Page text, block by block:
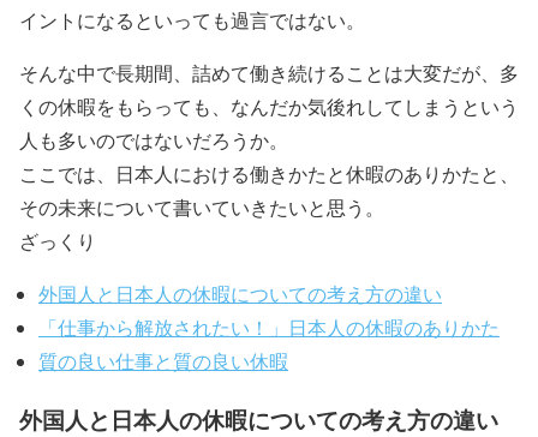
イントになるといっても過言ではない。
そんな中で長期間、詰めて働き続けることは大変だが、多
くの休暇をもらっても、なんだか気後れしてしまうという
人も多いのではないだろうか。
ここでは、日本人における働きかたと休暇のありかたと、
その未来について書いていきたいと思う。
ざっくり
外国人と日本人の休暇についての考え方の違い
「仕事から解放されたい！」日本人の休暇のありかた
質の良い仕事と質の良い休暇
外国人と日本人の休暇についての考え方の違い